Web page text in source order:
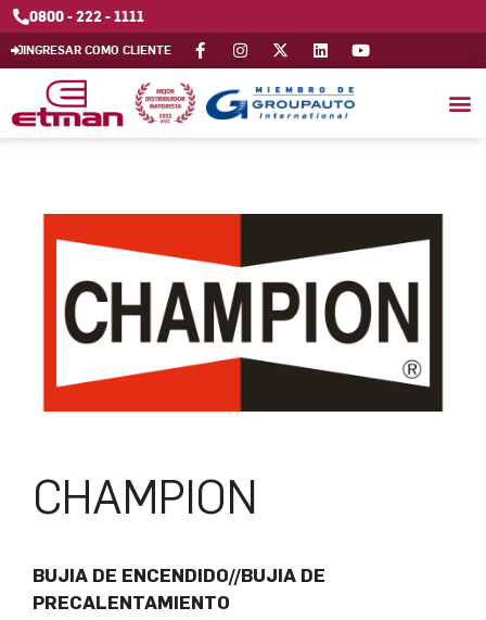
0800 - 222 - 1111
INGRESAR COMO CLIENTE
CHAMPION
BUJIA DE ENCENDIDO//BUJIA DE
PRECALENTAMIENTO